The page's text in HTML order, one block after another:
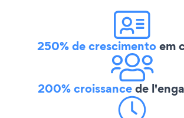
250% de crescimentoem
200% croissancede